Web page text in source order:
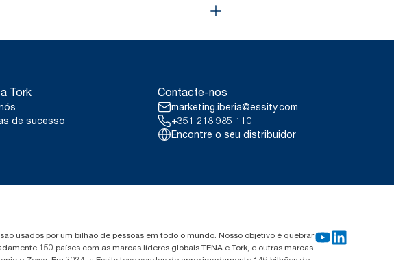
Tork
de sucesso
Contacte-nos
marketing.iberia@essity.com
+351 218 985 110
Encontre o seu distribuidor
usados por um bilhão de pessoas em todo o mundo. Nosso objetivo é quebrar
150 países com as marcas líderes globais TENA e Tork, e outras marcas